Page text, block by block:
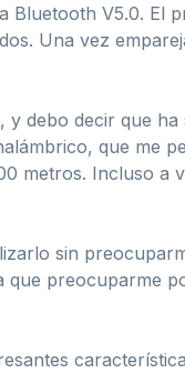
V5.0. El
Una vez
debo decir que ha
que me
metros. Incluso a
sin
preocuparme